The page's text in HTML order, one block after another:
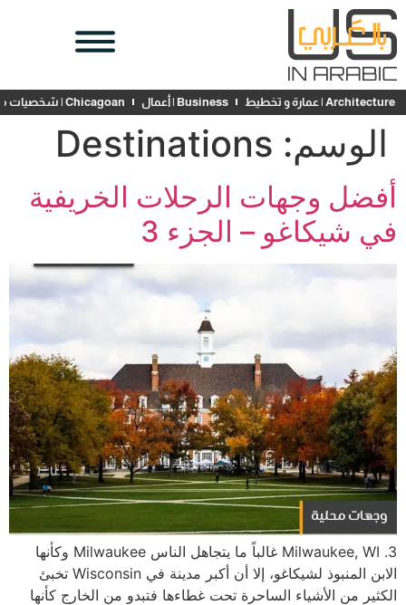
Architecture | عمارة و تخطيط Business | أعمال Chicagoan | شخصيات محلية
الوسم: Destinations
أفضل وجهات الرحلات الخريفية
في شيكاغو – الجزء 3
3. Milwaukee, WI غالباً ما يتجاهل الناس Milwaukee وكأنها
الابن المنبوذ لشيكاغو، إلا أن أكبر مدينة في Wisconsin تخبئ
الكثير من الأشياء الساحرة تحت غطاءها فتبدو من الخارج كأنها